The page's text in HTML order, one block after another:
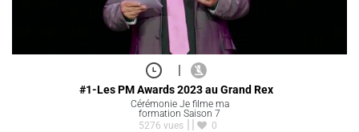
|
#1-Les PM Awards 2023 au Grand Rex
Cérémonie Je filme ma
formation Saison 7
5276 vues
0